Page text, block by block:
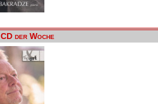
CD der Woche